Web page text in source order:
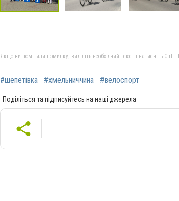
Якщо ви помітили помилку, виділіть необхідний текст і натисніть Ctrl
#шепетівка #хмельниччина #велоспорт
Поділіться та підписуйтесь на наші джерела